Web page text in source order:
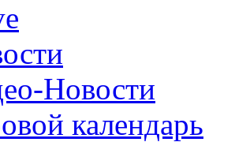
Новости
календарь